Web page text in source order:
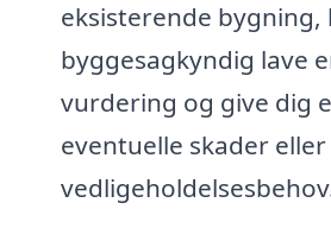
eksisterende bygning,
byggesagkyndig lave
vurdering og give dig
eventuelle skader